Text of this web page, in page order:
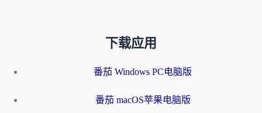
下载应用
番茄 Windows PC电脑版
番茄 macOS苹果电脑版